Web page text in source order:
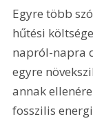
Egyre több
hűtési
napról-napra
egyre
annak
fosszilis